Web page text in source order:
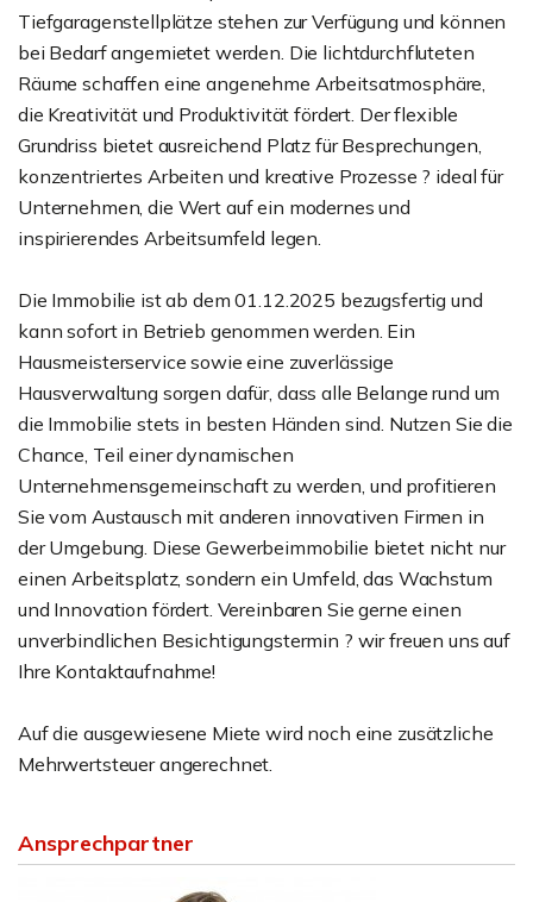
Tiefgaragenstellplätze stehen zur Verfügung und können
bei Bedarf angemietet werden. Die lichtdurchfluteten
Räume schaffen eine angenehme Arbeitsatmosphäre,
die Kreativität und Produktivität fördert. Der flexible
Grundriss bietet ausreichend Platz für Besprechungen,
konzentriertes Arbeiten und kreative Prozesse ? ideal für
Unternehmen, die Wert auf ein modernes und
inspirierendes Arbeitsumfeld legen.
Die Immobilie ist ab dem 01.12.2025 bezugsfertig und
kann sofort in Betrieb genommen werden. Ein
Hausmeisterservice sowie eine zuverlässige
Hausverwaltung sorgen dafür, dass alle Belange rund um
die Immobilie stets in besten Händen sind. Nutzen Sie die
Chance, Teil einer dynamischen
Unternehmensgemeinschaft zu werden, und profitieren
Sie vom Austausch mit anderen innovativen Firmen in
der Umgebung. Diese Gewerbeimmobilie bietet nicht nur
einen Arbeitsplatz, sondern ein Umfeld, das Wachstum
und Innovation fördert. Vereinbaren Sie gerne einen
unverbindlichen Besichtigungstermin ? wir freuen uns auf
Ihre Kontaktaufnahme!
Auf die ausgewiesene Miete wird noch eine zusätzliche
Mehrwertsteuer angerechnet.
Ansprechpartner